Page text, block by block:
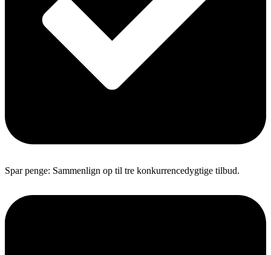
Spar penge: Sammenlign op til tre konkurrencedygtige tilbud.